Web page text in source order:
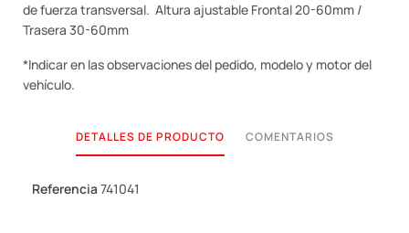
de fuerza transversal. Altura ajustable Frontal 20-60mm /
Trasera 30-60mm
*Indicar en las observaciones del pedido, modelo y motor del
vehículo.
DETALLES DE PRODUCTO COMENTARIOS
Referencia741041